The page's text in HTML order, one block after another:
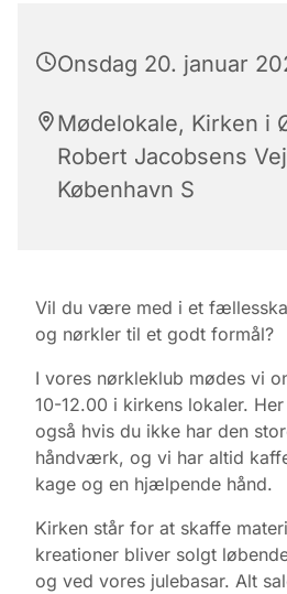
Onsdag 20. januar
Mødelokale, Kirken i
Robert Jacobsens
København S
Vil du være med i et
og nørkler til et godt formål?
I vores nørkleklub mødes vi
10-12.00 i kirkens lokaler.
også hvis du ikke har den
håndværk, og vi har altid
kage og en hjælpende hånd.
Kirken står for at skaffe
kreationer bliver solgt
og ved vores julebasar. Alt